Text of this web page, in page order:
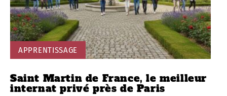
APPRENTISSAGE
Saint Martin de France, le meilleur
internat privé près de Paris